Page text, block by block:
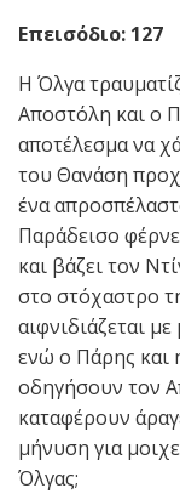
Επεισόδιο: 127
Η Όλγα
Αποστόλη και ο
αποτέλεσμα να
του Θανάση
ένα
Παράδεισο
και βάζει τον
στο στόχαστρο
αιφνιδιάζεται
ενώ ο Πάρης και
οδηγήσουν τον
καταφέρουν
μήνυση για
Όλγας;